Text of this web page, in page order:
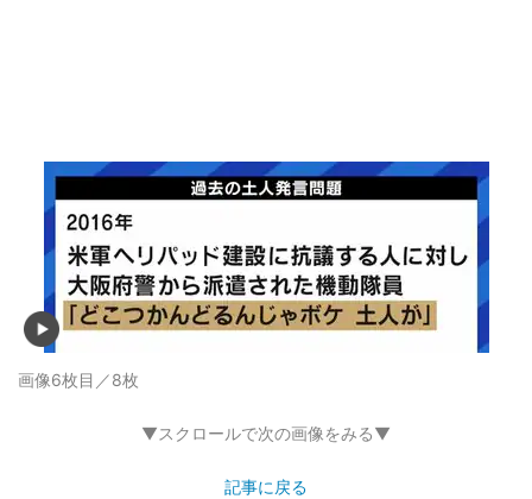
画像6枚目／8枚
▼スクロールで次の画像をみる▼
記事に戻る